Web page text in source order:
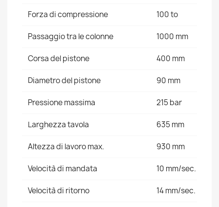
Forza di compressione 100 to
Passaggio tra le colonne 1000 mm
Corsa del pistone 400 mm
Diametro del pistone 90 mm
Pressione massima 215 bar
Larghezza tavola 635 mm
Altezza di lavoro max. 930 mm
Velocità di mandata 10 mm/sec.
Velocità di ritorno 14 mm/sec.